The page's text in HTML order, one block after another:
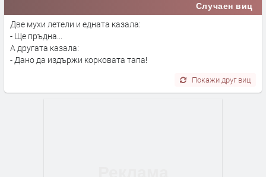
Случаен виц
Две мухи летели и едната казала:
- Ще пръдна...
А другата казала:
- Дано да издържи корковата тапа!
Покажи друг виц